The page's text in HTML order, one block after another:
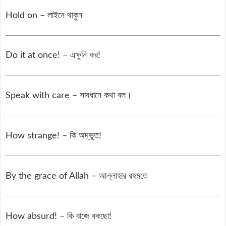
Hold on – লাইনে থাকুন
Do it at once! – এক্ষুনি কর!
Speak with care – সাবধানে কথা বল।
How strange! – কি অদ্ভুত!
By the grace of Allah – আল্লাহার রহমতে
How absurd! – কি বাজে বকছো!